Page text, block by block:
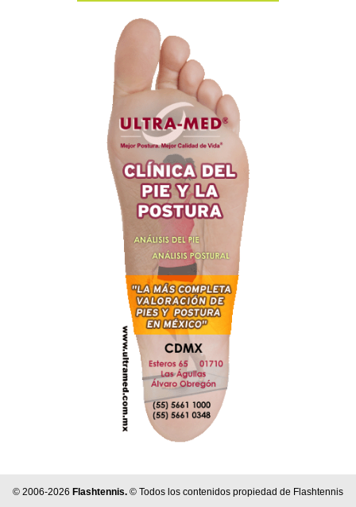
© 2006-2026 Flashtennis. © Todos los contenidos propiedad de Flashtennis